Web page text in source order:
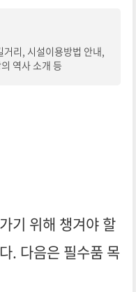
리, 시설이용방법 안내,
역사 소개 등
기 위해 챙겨야 할
. 다음은 필수품 목